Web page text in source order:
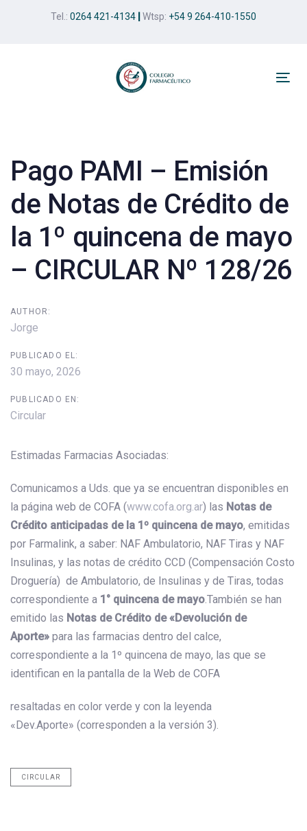
Tel.: 0264 421-4134 Wtsp: +54 9 264-410-1550
Pago PAMI – Emisión
de Notas de Crédito de
la 1º quincena de mayo
– CIRCULAR Nº 128/26
AUTHOR:
Jorge
PUBLICADO EL:
30 mayo, 2026
PUBLICADO EN:
Circular
Estimadas Farmacias Asociadas:
Comunicamos a Uds. que ya se encuentran disponibles en
la página web de COFA (www.cofa.org.ar) las Notas de
Crédito anticipadas de la 1º quincena de mayo, emitidas
por Farmalink, a saber: NAF Ambulatorio, NAF Tiras y NAF
Insulinas, y las notas de crédito CCD (Compensación Costo
Droguería) de Ambulatorio, de Insulinas y de Tiras, todas
correspondiente a 1° quincena de mayo.También se han
emitido las Notas de Crédito de «Devolución de
Aporte» para las farmacias dentro del calce,
correspondiente a la 1º quincena de mayo, las que se
identifican en la pantalla de la Web de COFA
resaltadas en color verde y con la leyenda
«Dev.Aporte» (corresponden a la versión 3).
CIRCULAR
navigation